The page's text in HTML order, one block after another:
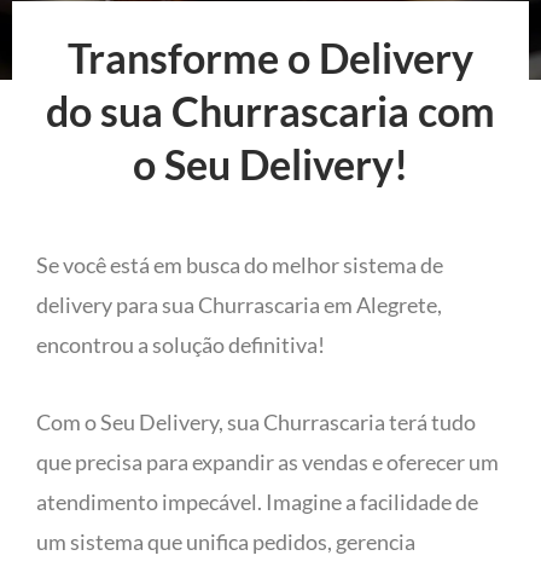
Transforme o Delivery
do sua Churrascaria com
o Seu Delivery!
Se você está em busca do melhor sistema de
delivery para sua Churrascaria em Alegrete,
encontrou a solução definitiva!
Com o Seu Delivery, sua Churrascaria terá tudo
que precisa para expandir as vendas e oferecer um
atendimento impecável. Imagine a facilidade de
um sistema que unifica pedidos, gerencia